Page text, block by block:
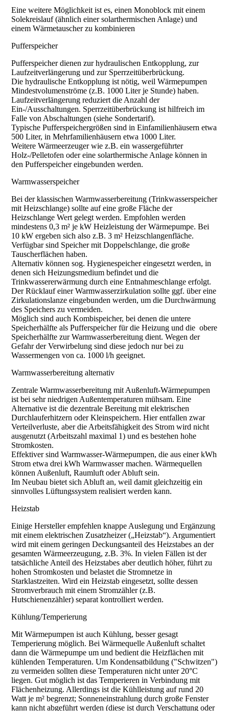
Eine weitere Möglichkeit ist es, einen Monoblock mit einem
Solekreislauf (ähnlich einer solarthermischen Anlage) und
einem Wärmetauscher zu kombinieren
Pufferspeicher
Pufferspeicher dienen zur hydraulischen Entkopplung, zur
Laufzeitverlängerung und zur Sperrzeitüberbrückung.
Die hydraulische Entkopplung ist nötig, weil Wärmepumpen
Mindestvolumenströme (z.B. 1000 Liter je Stunde) haben.
Laufzeitverlängerung reduziert die Anzahl der
Ein-/Ausschaltungen. Sperrzeitüberbrückung ist hilfreich im
Falle von Abschaltungen (siehe Sondertarif).
Typische Pufferspeichergrößen sind in Einfamilienhäusern etwa
500 Liter, in Mehrfamilienhäusern etwa 1000 Liter.
Weitere Wärmeerzeuger wie z.B. ein wassergeführter
Holz-/Pelletofen oder eine solarthermische Anlage können in
den Pufferspeicher eingebunden werden.
Warmwasserspeicher
Bei der klassischen Warmwasserbereitung (Trinkwasserspeicher
mit Heizschlange) sollte auf eine große Fläche der
Heizschlange Wert gelegt werden. Empfohlen werden
mindestens 0,3 m² je kW Heizleistung der Wärmepumpe. Bei
10 kW ergeben sich also z.B. 3 m² Heizschlangenfläche.
Verfügbar sind Speicher mit Doppelschlange, die große
Tauscherflächen haben.
Alternativ können sog. Hygienespeicher eingesetzt werden, in
denen sich Heizungsmedium befindet und die
Trinkwassererwärmung durch eine Entnahmeschlange erfolgt.
Der Rücklauf einer Warmwasserzirkulation sollte ggf. über eine
Zirkulationslanze eingebunden werden, um die Durchwärmung
des Speichers zu vermeiden.
Möglich sind auch Kombispeicher, bei denen die untere
Speicherhälfte als Pufferspeicher für die Heizung und die obere
Speicherhälfte zur Warmwasserbereitung dient. Wegen der
Gefahr der Verwirbelung sind diese jedoch nur bei zu
Wassermengen von ca. 1000 l/h geeignet.
Warmwasserbereitung alternativ
Zentrale Warmwasserbereitung mit Außenluft-Wärmepumpen
ist bei sehr niedrigen Außentemperaturen mühsam. Eine
Alternative ist die dezentrale Bereitung mit elektrischen
Durchlauferhitzern oder Kleinspeichern. Hier entfallen zwar
Verteilverluste, aber die Arbeitsfähigkeit des Strom wird nicht
ausgenutzt (Arbeitszahl maximal 1) und es bestehen hohe
Stromkosten.
Effektiver sind Warmwasser-Wärmepumpen, die aus einer kWh
Strom etwa drei kWh Warmwasser machen. Wärmequellen
können Außenluft, Raumluft oder Abluft sein.
Im Neubau bietet sich Abluft an, weil damit gleichzeitig ein
sinnvolles Lüftungssystem realisiert werden kann.
Heizstab
Einige Hersteller empfehlen knappe Auslegung und Ergänzung
mit einem elektrischen Zusatzheizer („Heizstab“). Argumentiert
wird mit einem geringen Deckungsanteil des Heizstabes an der
gesamten Wärmeerzeugung, z.B. 3%. In vielen Fällen ist der
tatsächliche Anteil des Heizstabes aber deutlich höher, führt zu
hohen Stromkosten und belastet die Stromnetze in
Starklastzeiten. Wird ein Heizstab eingesetzt, sollte dessen
Stromverbrauch mit einem Stromzähler (z.B.
Hutschienenzähler) separat kontrolliert werden.
Kühlung/Temperierung
Mit Wärmepumpen ist auch Kühlung, besser gesagt
Temperierung möglich. Bei Wärmequelle Außenluft schaltet
dann die Wärmepumpe um und bedient die Heizflächen mit
kühlenden Temperaturen. Um Kondensatbildung ("Schwitzen")
zu vermeiden sollten diese Temperaturen nicht unter 20°C
liegen. Gut möglich ist das Temperieren in Verbindung mit
Flächenheizung. Allerdings ist die Kühlleistung auf rund 20
Watt je m² begrenzt; Sonneneinstrahlung durch große Fenster
kann nicht abgeführt werden (diese ist durch Verschattung oder